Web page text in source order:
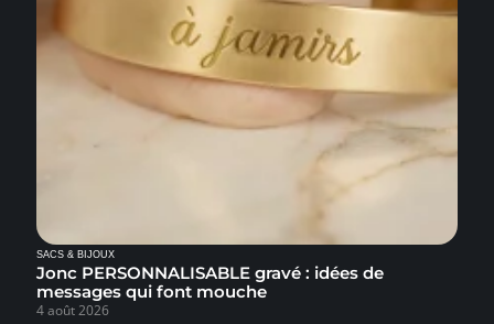
SACS & BIJOUX
Jonc PERSONNALISABLE gravé : idées de
messages qui font mouche
4 août 2026